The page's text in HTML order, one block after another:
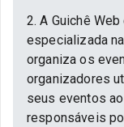
2. A Guichê
especializada
organiza os
organizadores
seus eventos
responsáveis